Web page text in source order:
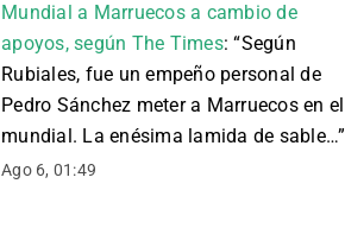
Mundial a Marruecos a cambio de
apoyos, según The Times: “Según
Rubiales, fue un empeño personal de
Pedro Sánchez meter a Marruecos en el
mundial. La enésima lamida de sable…”
Ago 6, 01:49